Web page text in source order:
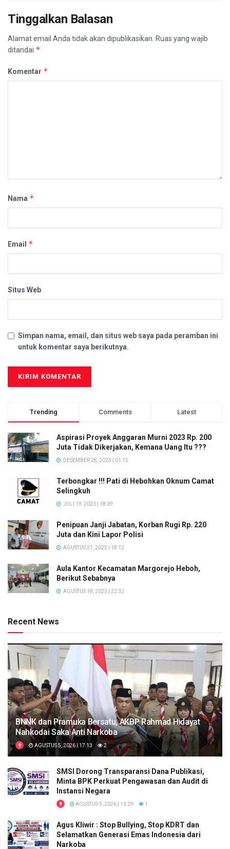
Tinggalkan Balasan
Alamat email Anda tidak akan dipublikasikan. Ruas yang wajib
ditandai *
Komentar *
Nama *
Email *
Situs Web
Simpan nama, email, dan situs web saya pada peramban ini
untuk komentar saya berikutnya.
Trending Comments Latest
Aspirasi Proyek Anggaran Murni 2023 Rp. 200
Juta Tidak Dikerjakan, Kemana Uang Itu ???
DESEMBER 28, 2023 | 01:15
Terbongkar !!! Pati di Hebohkan Oknum Camat
Selingkuh
JULI 19, 2023 | 18:39
Penipuan Janji Jabatan, Korban Rugi Rp. 220
Juta dan Kini Lapor Polisi
AGUSTUS 27, 2025 | 18:12
Aula Kantor Kecamatan Margorejo Heboh,
Berikut Sebabnya
AGUSTUS 18, 2023 | 22:32
Recent News
BNNK dan Pramuka Bersatu, AKBP Rahmad Hidayat
Nahkodai Saka Anti Narkoba
AGUSTUS 5, 2026 | 17:13 2
SMSI Dorong Transparansi Dana Publikasi,
Minta BPK Perkuat Pengawasan dan Audit di
Instansi Negara
AGUSTUS 5, 2026 | 13:29 1
Agus Kliwir : Stop Bullying, Stop KDRT dan
Selamatkan Generasi Emas Indonesia dari
Narkoba